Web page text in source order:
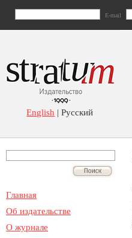
E-mail
English | Русский
Главная
Об издательстве
О журнале